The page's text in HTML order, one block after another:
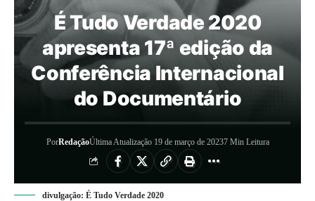
É Tudo Verdade 2020
apresenta 17ª edição da
Conferência Internacional
do Documentário
PorRedaçãoÚltima Atualização 19 de março de 20237 Min Leitura
divulgação: É Tudo Verdade 2020